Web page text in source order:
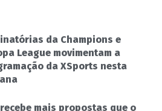
da Champions e
League movimentam a
da XSports nesta
recebe mais propostas que o